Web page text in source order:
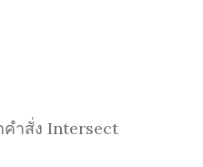
ำสั่ง Intersect